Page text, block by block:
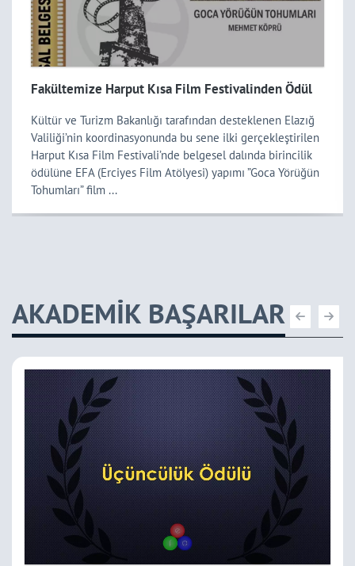
Fakültemize Harput Kısa Film Festivalinden Ödül
Kültür ve Turizm Bakanlığı tarafından desteklenen Elazığ
Valiliği’nin koordinasyonunda bu sene ilki gerçekleştirilen
Harput Kısa Film Festivali’nde belgesel dalında birincilik
ödülüne EFA (Erciyes Film Atölyesi) yapımı ”Goca Yörüğün
Tohumları” film ...
AKADEMİK BAŞARILAR